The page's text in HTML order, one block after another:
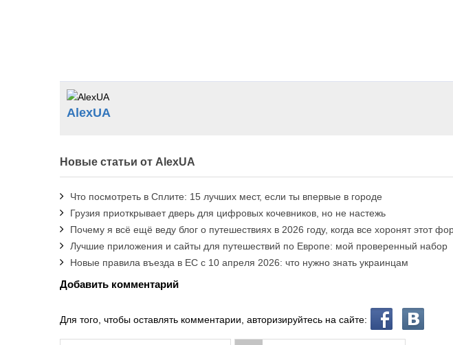
AlexUA
Новые статьи от AlexUA
Что посмотреть в Сплите: 15 лучших мест, если ты впервые в городе
Грузия приоткрывает дверь для цифровых кочевников, но не настежь
Почему я всё ещё веду блог о путешествиях в 2026 году, когда все хоронят этот
Лучшие приложения и сайты для путешествий по Европе: мой проверенный набор
Новые правила въезда в ЕС с 10 апреля 2026: что нужно знать украинцам
Добавить комментарий
Для того, чтобы оставлять комментарии, авторизируйтесь на сайте: